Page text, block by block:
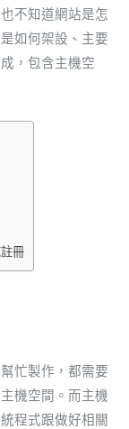
不知道網站是怎
如何架設、主要
，包含主機空
冊
忙製作，都需要
機空間。而主機
程式跟做好相關